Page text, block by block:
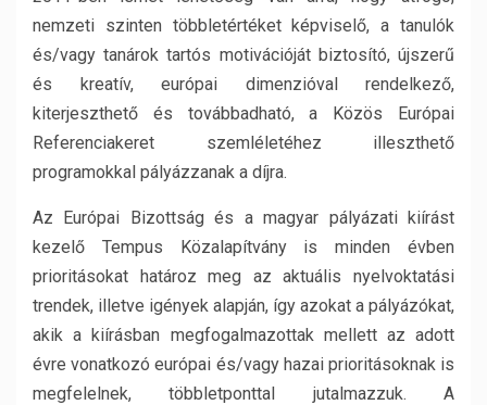
nemzeti szinten többletértéket képviselő, a tanulók
és/vagy tanárok tartós motivációját biztosító, újszerű
és kreatív, európai dimenzióval rendelkező,
kiterjeszthető és továbbadható, a Közös Európai
Referenciakeret szemléletéhez illeszthető
programokkal pályázzanak a díjra.
Az Európai Bizottság és a magyar pályázati kiírást
kezelő Tempus Közalapítvány is minden évben
prioritásokat határoz meg az aktuális nyelvoktatási
trendek, illetve igények alapján, így azokat a pályázókat,
akik a kiírásban megfogalmazottak mellett az adott
évre vonatkozó európai és/vagy hazai prioritásoknak is
megfelelnek, többletponttal jutalmazzuk. A